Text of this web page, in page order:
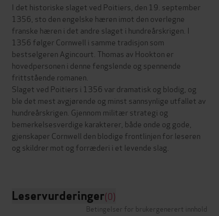
I det historiske slaget ved Poitiers, den 19. september
1356, sto den engelske hæren imot den overlegne
franske hæren i det andre slaget i hundreårskrigen. I
1356 følger Cornwell i samme tradisjon som
bestselgeren Agincourt. Thomas av Hookton er
hovedpersonen i denne fengslende og spennende
frittstående romanen.
Slaget ved Poitiers i 1356 var dramatisk og blodig, og
ble det mest avgjørende og minst sannsynlige utfallet av
hundreårskrigen. Gjennom militær strategi og
bemerkelsesverdige karakterer, både onde og gode,
gjenskaper Cornwell den blodige frontlinjen for leseren
og skildrer mot og forræderi i et levende slag.
Leservurderinger(0)
Betingelser for brukergenerert innhold